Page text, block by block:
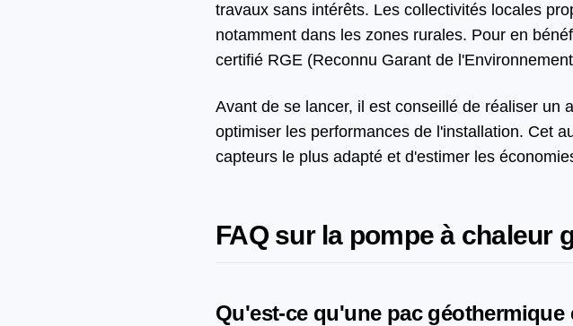
travaux sans intérêts. Les collectivités locales
notamment dans les zones rurales. Pour en
certifié RGE (Reconnu Garant de
Avant de se lancer, il est conseillé de réaliser un
optimiser les performances de l'installation. Cet
capteurs le plus adapté et d'estimer les
FAQ sur la pompe à chaleur
Qu'est-ce qu'une pac